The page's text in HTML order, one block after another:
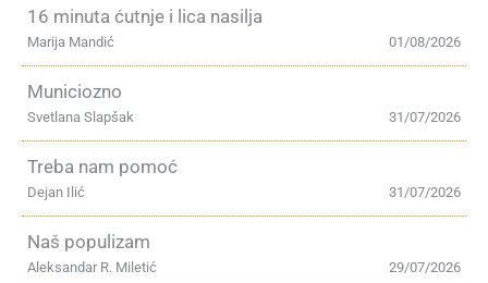
16 minuta ćutnje i lica nasilja
01/08/2026
Marija Mandić
Municiozno
31/07/2026
Svetlana Slapšak
Treba nam pomoć
31/07/2026
Dejan Ilić
Naš populizam
29/07/2026
Aleksandar R. Miletić